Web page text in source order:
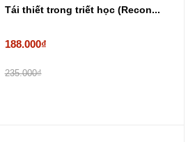
Tái thiết trong triết học (Recon...
188.000₫
235.000₫